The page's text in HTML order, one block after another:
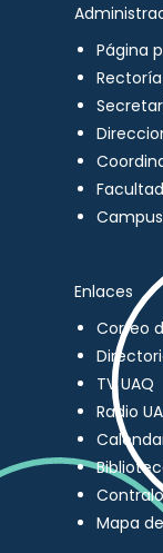
Página
Rectoría
Campus
Enlaces
Correo
TV UAQ
Radio
Mapa